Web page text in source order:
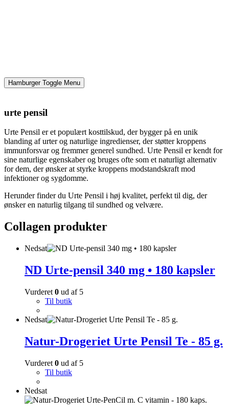
Hamburger Toggle Menu
urte pensil
Urte Pensil er et populært kosttilskud, der bygger på en unik
blanding af urter og naturlige ingredienser, der støtter kroppens
immunforsvar og fremmer generel sundhed. Urte Pensil er kendt for
sine naturlige egenskaber og bruges ofte som et naturligt alternativ
for dem, der ønsker at styrke kroppens modstandskraft mod
infektioner og sygdomme.
Herunder finder du Urte Pensil i høj kvalitet, perfekt til dig, der
ønsker en naturlig tilgang til sundhed og velvære.
Collagen produkter
Nedsat
ND Urte-pensil 340 mg • 180 kapsler
Vurderet 0 ud af 5
Til butik
Nedsat
Natur-Drogeriet Urte Pensil Te - 85 g.
Vurderet 0 ud af 5
Til butik
Nedsat